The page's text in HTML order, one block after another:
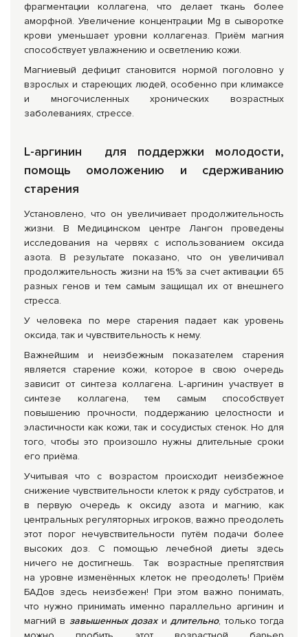
фрагментации коллагена, что делает ткань более
аморфной. Увеличение концентрации Mg в сыворотке
крови уменьшает уровни коллагеназ. Приём магния
способствует увлажнению и осветлению кожи.
Магниевый дефицит становится нормой поголовно у
взрослых и стареющих людей, особенно при климаксе
и многочисленных хронических возрастных
заболеваниях, стрессе.
L-аргинин для поддержки молодости,
помощь омоложению и сдерживанию
старения
Установлено, что он увеличивает продолжительность
жизни. В Медицинском центре Лангон проведены
исследования на червях с использованием оксида
азота. В результате показано, что он увеличивал
продолжительность жизни на 15% за счет активации 65
разных генов и тем самым защищал их от внешнего
стресса.
У человека по мере старения падает как уровень
оксида, так и чувствительность к нему.
Важнейшим и неизбежным показателем старения
является старение кожи, которое в свою очередь
зависит от синтеза коллагена. L-аргинин участвует в
синтезе коллагена, тем самым способствует
повышению прочности, поддержанию целостности и
эластичности как кожи, так и сосудистых стенок. Но для
того, чтобы это произошло нужны длительные сроки
его приёма.
Учитывая что с возрастом происходит неизбежное
снижение чувствительности клеток к ряду субстратов, и
в первую очередь к оксиду азота и магнию, как
центральных регуляторных игроков, важно преодолеть
этот порог нечувствительности путём подачи более
высоких доз. С помощью лечебной диеты здесь
ничего не достигнешь. Так возрастные препятствия
на уровне изменённых клеток не преодолеть! Приём
БАДов здесь неизбежен! При этом важно понимать,
что нужно принимать именно параллельно аргинин и
магний в завышенных дозахидлительно, только тогда